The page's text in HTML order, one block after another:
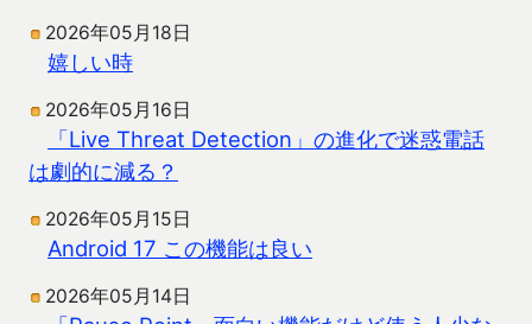
2026年05月18日
嬉しい時
2026年05月16日
「Live Threat Detection」の進化で迷惑電話
は劇的に減る？
2026年05月15日
Android 17 この機能は良い
2026年05月14日